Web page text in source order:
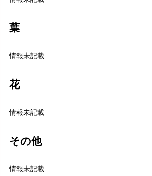
葉
情報未記載
花
情報未記載
その他
情報未記載